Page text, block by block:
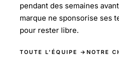
pendant des semaines
marque ne sponsorise ses
pour rester libre.
TOUTE L'ÉQUIPE → NOTRE